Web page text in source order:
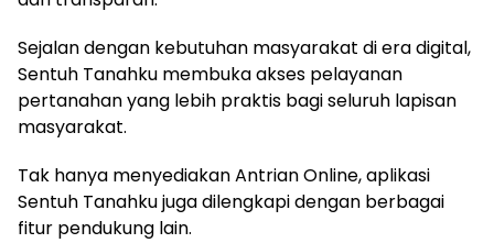
Sejalandengan kebutuhan masyarakat di era digital,
Sentuh Tanahku membukaakses pelayanan
pertanahanyang lebih praktis bagiseluruh lapisan
masyarakat.
Tak hanya menyediakanAntrianOnline,aplikasi
Sentuh Tanahkujugadilengkapidengan berbagai
fitur pendukung lain.